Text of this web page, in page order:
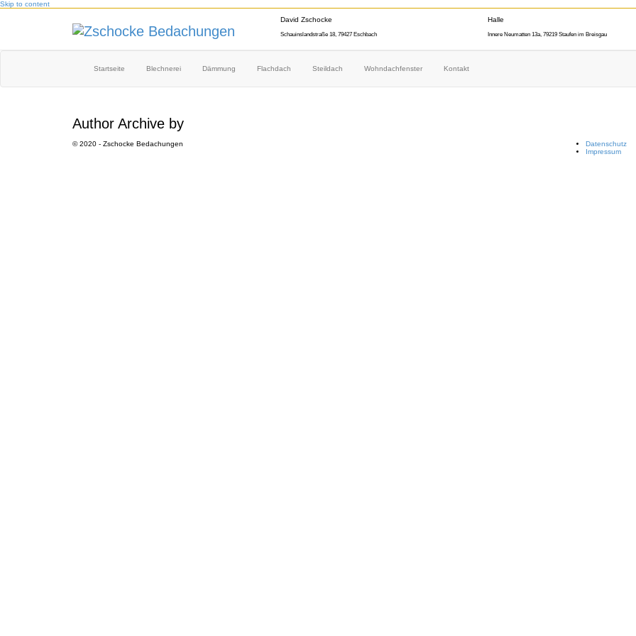
Skip to content
Zschocke Bedachungen
David Zschocke
Schauinslandstraße 18, 79427 Eschbach
Halle
Innere Neumatten 13a, 79219 Staufen im Breisgau
Startseite Blechnerei Dämmung Flachdach Steildach Wohndachfenster Kontakt
Author Archive by
© 2020 - Zschocke Bedachungen
Datenschutz
Impressum